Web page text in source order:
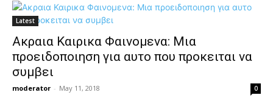
Latest
Ακραια Καιρικα Φαινομενα: Μια
προειδοποιηση για αυτο που προκειται να
συμβει
moderator - May 11, 2018 0